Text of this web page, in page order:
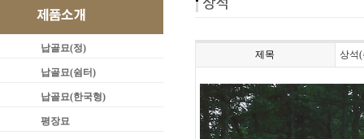
납골묘(정)
납골묘(쉼터)
납골묘(한국형)
평장묘
제목 상석